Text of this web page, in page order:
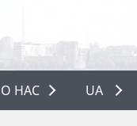
НАС
НАС
UA